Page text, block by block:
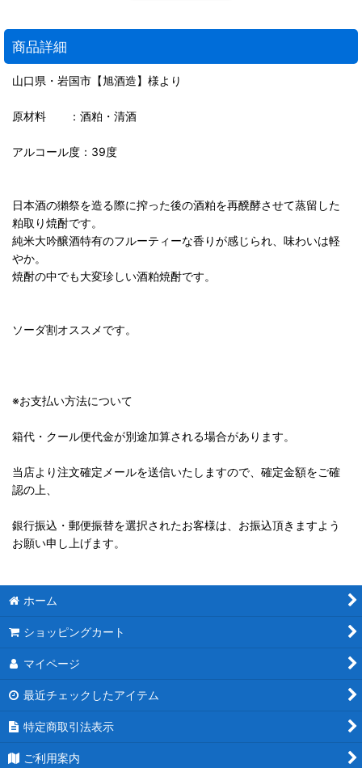
商品詳細
山口県・岩国市【旭酒造】様より
原材料 ：酒粕・清酒
アルコール度：39度
日本酒の獺祭を造る際に搾った後の酒粕を再醗酵させて蒸留した
粕取り焼酎です。
純米大吟醸酒特有のフルーティーな香りが感じられ、味わいは軽
やか。
焼酎の中でも大変珍しい酒粕焼酎です。
ソーダ割オススメです。
※お支払い方法について
箱代・クール便代金が別途加算される場合があります。
当店より注文確定メールを送信いたしますので、確定金額をご確
認の上、
銀行振込・郵便振替を選択されたお客様は、お振込頂きますよう
お願い申し上げます。
ホーム
ショッピングカート
マイページ
最近チェックしたアイテム
特定商取引法表示
ご利用案内